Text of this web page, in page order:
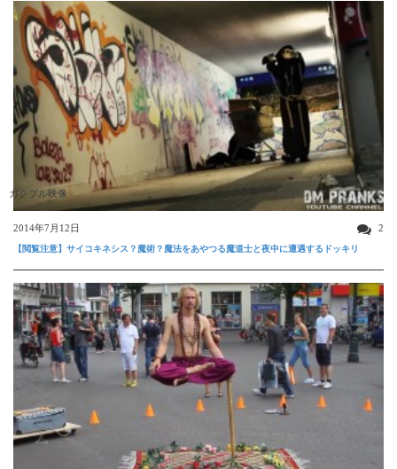
ガクブル映像
2014年7月12日 2
【閲覧注意】サイコキネシス？魔術？魔法をあやつる魔道士と夜中に遭遇するドッキリ